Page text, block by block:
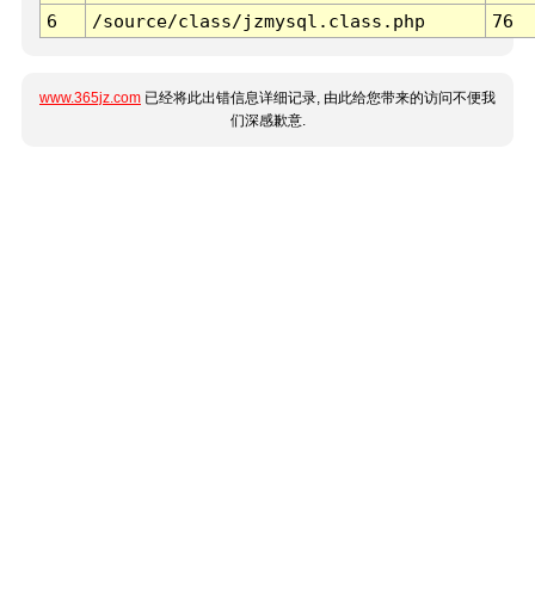
6
/source/class/jzmysql.class.php 76
www.365jz.com 已经将此出错信息详细记录, 由此给您带来的访问不便我
们深感歉意.